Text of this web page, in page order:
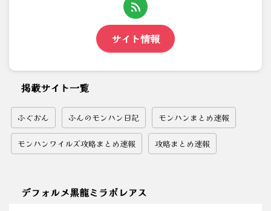
サイト情報
掲載サイト一覧
ふぐおん ふんのモンハン日記 モンハンまとめ速報
モンハンワイルズ攻略まとめ速報 攻略まとめ速報
デフォルメ黒龍ミラボレアス